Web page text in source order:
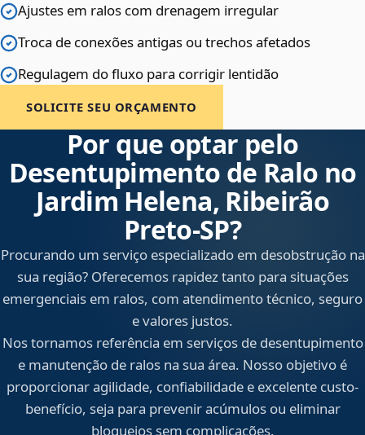
Ajustes em ralos com drenagem irregular
Troca de conexões antigas ou trechos afetados
Regulagem do fluxo para corrigir lentidão
SOLICITE SEU ORÇAMENTO
Por que optar pelo
Desentupimento de Ralo no
Jardim Helena, Ribeirão
Preto‑SP?
Procurando um serviço especializado em desobstrução na
sua região? Oferecemos rapidez tanto para situações
emergenciais em ralos, com atendimento técnico, seguro
e valores justos.
Nos tornamos referência em serviços de desentupimento
e manutenção de ralos na sua área. Nosso objetivo é
proporcionar agilidade, confiabilidade e excelente custo-
benefício, seja para prevenir acúmulos ou eliminar
bloqueios sem complicações.